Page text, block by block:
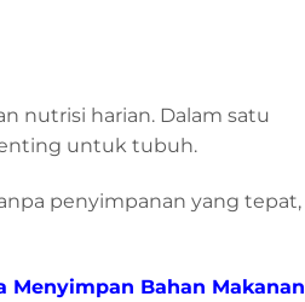
nutrisi harian. Dalam satu
untuk tubuh.
penyimpanan yang tepat,
Menyimpan Bahan Makanan